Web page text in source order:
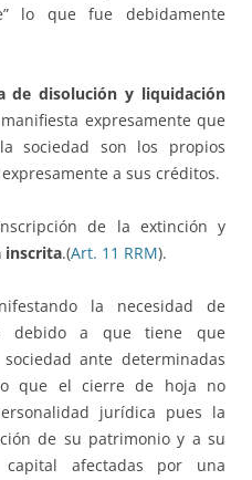
lo que fue debidamente
de disolución y liquidación
expresamente que
sociedad son los propios
a sus créditos.
de la extinción y
inscrita.(Art. 11 RRM).
la necesidad de
debido a que tiene que
ante determinadas
que el cierre de hoja no
jurídica pues la
de su patrimonio y a su
afectadas por una